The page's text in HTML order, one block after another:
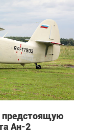
предстоящую
Ан-2